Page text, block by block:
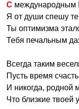
С
Я от души спешу
Ты оптимизма
Тебя печальным
Всегда таким
Пусть время
И никогда, родной
Что близкие твоей